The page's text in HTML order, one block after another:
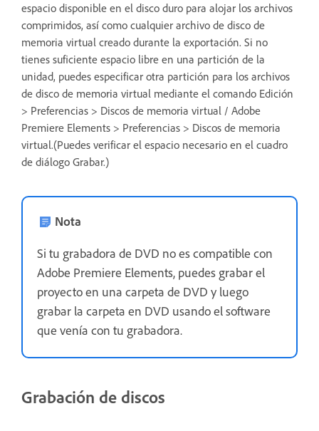
espacio disponible en el disco duro para alojar los archivos
comprimidos, así como cualquier archivo de disco de
memoria virtual creado durante la exportación. Si no
tienes suficiente espacio libre en una partición de la
unidad, puedes especificar otra partición para los archivos
de disco de memoria virtual mediante el comando Edición
> Preferencias > Discos de memoria virtual / Adobe
Premiere Elements > Preferencias > Discos de memoria
virtual.(Puedes verificar el espacio necesario en el cuadro
de diálogo Grabar.)
Nota
Si tu grabadora de DVD no es compatible con
Adobe Premiere Elements, puedes grabar el
proyecto en una carpeta de DVD y luego
grabar la carpeta en DVD usando el software
que venía con tu grabadora.
Grabación de discos